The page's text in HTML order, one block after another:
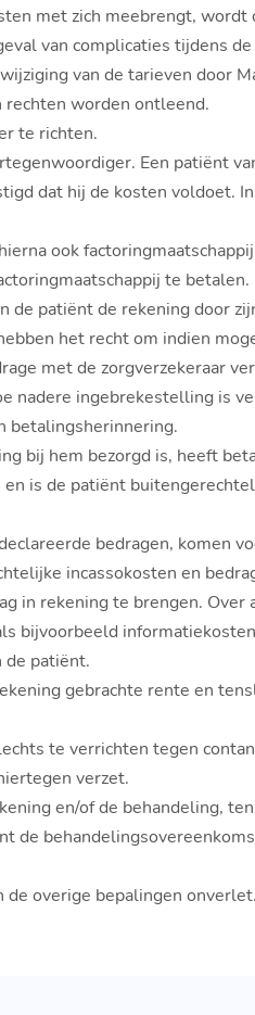
met zich meebrengt,
van complicaties tijdens
van de tarieven door
worden ontleend.
te richten.
Een patiënt
dat hij de kosten voldoet.
ook
te betalen.
patiënt de rekening door
het recht om indien
met de zorgverzekeraar
nadere ingebrekestelling is
betalingsherinnering.
bij hem bezorgd is, heeft
is de patiënt
bedragen, komen
incassokosten en
in rekening te brengen.
bijvoorbeeld
de patiënt.
gebrachte rente en
te verrichten tegen
verzet.
en/of de behandeling,
de
de overige bepalingen onverlet.